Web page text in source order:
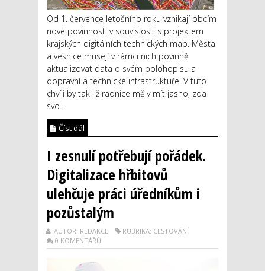
Od 1. července letošního roku vznikají obcím
nové povinnosti v souvislosti s projektem
krajských digitálních technických map. Města
a vesnice musejí v rámci nich povinně
aktualizovat data o svém polohopisu a
dopravní a technické infrastruktuře. V tuto
chvíli by tak již radnice měly mít jasno, zda
svo...
Číst dál
I zesnulí potřebují pořádek.
Digitalizace hřbitovů
ulehčuje práci úředníkům i
pozůstalým
AUTOR: REDAKCE
RUBRIKA: CESTOVÁNÍ
0 KOMENTÁŘŮ